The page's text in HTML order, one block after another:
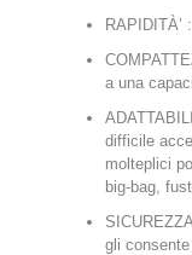
RAPIDITÀ’
a una
difficile
molteplici
big-bag,
gli